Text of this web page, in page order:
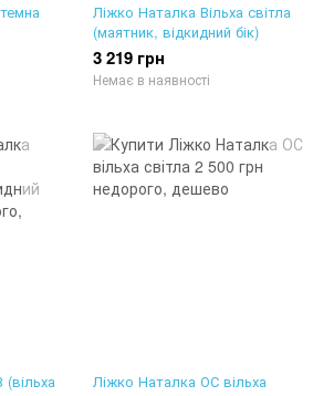
Ліжко Наталка Вільха світла
(маятник, відкидний бік)
3 219 грн
Немає в наявності
Ліжко Наталка ОС вільха